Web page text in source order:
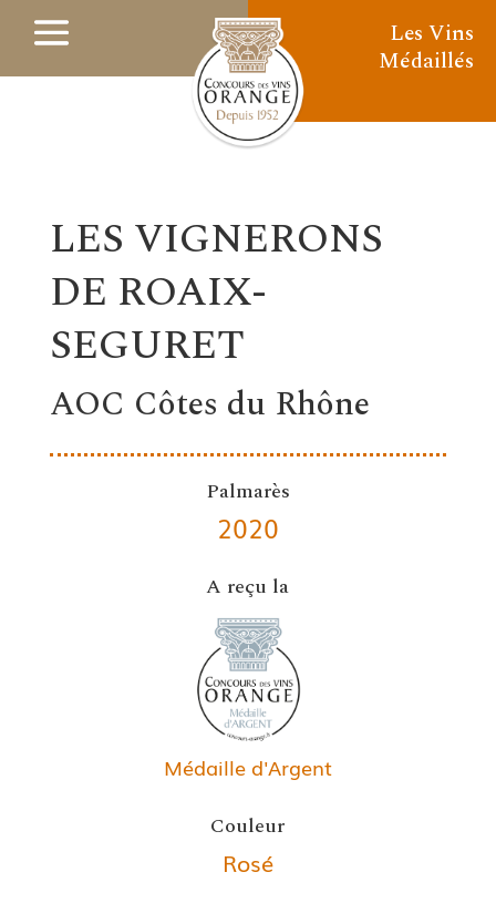
Les Vins
Médaillés
LES VIGNERONS
DE ROAIX-
SEGURET
AOC Côtes du Rhône
Palmarès
2020
A reçu la
Médaille d'Argent
Couleur
Rosé